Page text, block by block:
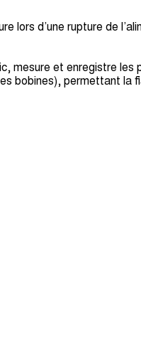
lors d’une rupture de
mesure et enregistre les
bobines), permettant la